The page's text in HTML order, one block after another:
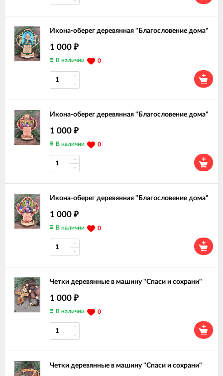
Икона-оберег деревянная "Благословение дома"
1 000 ₽
В наличии 0
Икона-оберег деревянная "Благословение дома"
1 000 ₽
В наличии 0
Икона-оберег деревянная "Благословение дома"
1 000 ₽
В наличии 0
Четки деревянные в машину "Спаси и сохрани"
1 000 ₽
В наличии 0
Четки деревянные в машину "Спаси и сохрани"